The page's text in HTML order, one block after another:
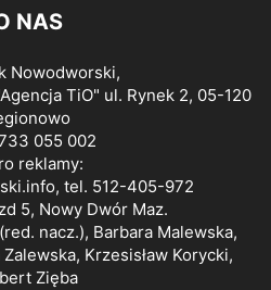
NAS
Nowodworski,
TiO" ul. Rynek 2, 05-120
055 002
reklamy:
, tel. 512-405-972
5, Nowy Dwór Maz.
nacz.), Barbara Malewska,
Krzesisław Korycki,
Zięba